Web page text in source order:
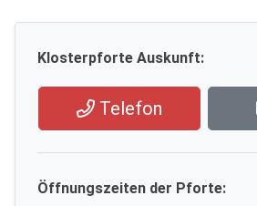
Klosterpforte Auskunft:
Telefon
Öffnungszeiten der Pforte: